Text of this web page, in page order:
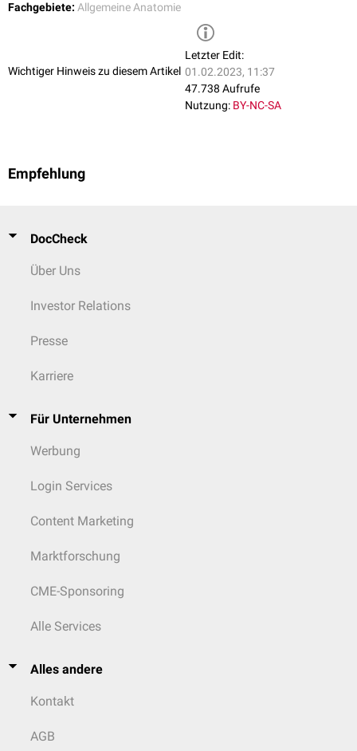
Fachgebiete: Allgemeine Anatomie
Wichtiger Hinweis zu diesem Artikel
Letzter Edit:
01.02.2023, 11:37
47.738 Aufrufe
Nutzung: BY-NC-SA
Empfehlung
DocCheck
Über Uns
Investor Relations
Presse
Karriere
Für Unternehmen
Werbung
Login Services
Content Marketing
Marktforschung
CME-Sponsoring
Alle Services
Alles andere
Kontakt
AGB